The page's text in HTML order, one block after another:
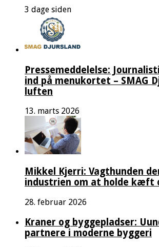
3 dage siden
Pressemeddelelse:
ind på menukortet – SMAG
luften
13. marts 2026
Mikkel Kjerri: Vagthunden
industrien om at holde kæft
28. februar 2026
Kraner og byggepladser:
partnere i moderne byggeri